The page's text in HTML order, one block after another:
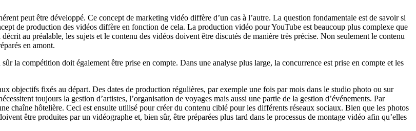
peut être développé. Ce concept de marketing vidéo diffère d’un cas à l’autre. La question fondamentale est de savoir si
de production des vidéos diffère en fonction de cela. La production vidéo pour YouTube est beaucoup plus complexe que
au préalable, les sujets et le contenu des vidéos doivent être discutés de manière très précise. Non seulement le contenu
en amont.
la compétition doit également être prise en compte. Dans une analyse plus large, la concurrence est prise en compte et les
objectifs fixés au départ. Des dates de production régulières, par exemple une fois par mois dans le studio photo ou sur
toujours la gestion d’artistes, l’organisation de voyages mais aussi une partie de la gestion d’événements. Par
chaîne hôtelière. Ceci est ensuite utilisé pour créer du contenu ciblé pour les différents réseaux sociaux. Bien que les photos
être produites par un vidéographe et, bien sûr, être préparées plus tard dans le processus de montage vidéo afin qu’elles